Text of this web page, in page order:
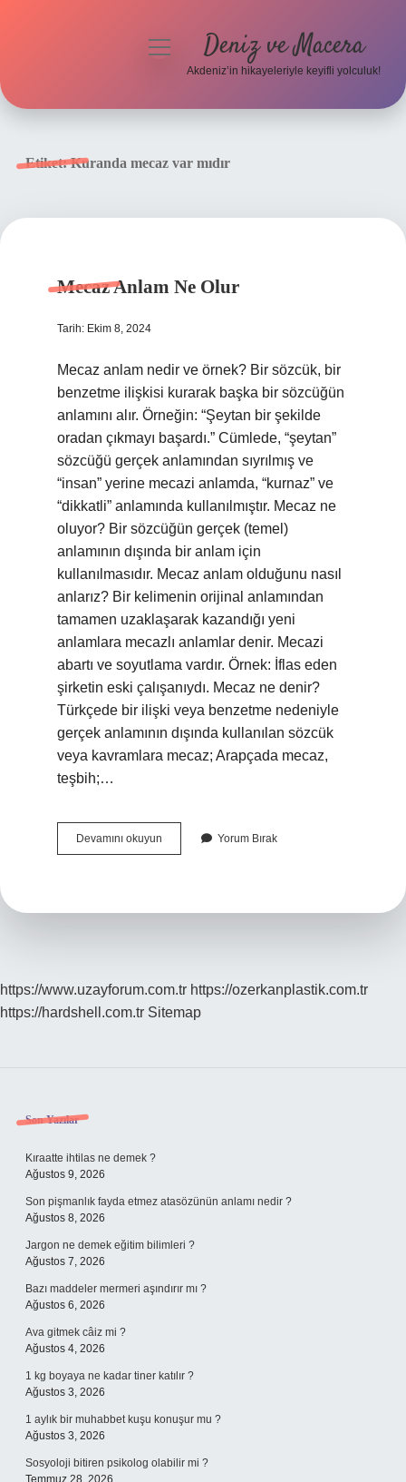
menüyü Deniz ve Macera
Akdeniz’in hikayeleriyle keyifli yolculuk!
Etiket:Kuranda mecaz var mıdır
Mecaz Anlam Ne Olur
Tarih: Ekim 8, 2024
Mecaz anlam nedir ve örnek? Bir sözcük, bir
benzetme ilişkisi kurarak başka bir sözcüğün
anlamını alır. Örneğin: “Şeytan bir şekilde
oradan çıkmayı başardı.” Cümlede, “şeytan”
sözcüğü gerçek anlamından sıyrılmış ve
“insan” yerine mecazi anlamda, “kurnaz” ve
“dikkatli” anlamında kullanılmıştır. Mecaz ne
oluyor? Bir sözcüğün gerçek (temel)
anlamının dışında bir anlam için
kullanılmasıdır. Mecaz anlam olduğunu nasıl
anlarız? Bir kelimenin orijinal anlamından
tamamen uzaklaşarak kazandığı yeni
anlamlara mecazlı anlamlar denir. Mecazi
abartı ve soyutlama vardır. Örnek: İflas eden
şirketin eski çalışanıydı. Mecaz ne denir?
Türkçede bir ilişki veya benzetme nedeniyle
gerçek anlamının dışında kullanılan sözcük
veya kavramlara mecaz; Arapçada mecaz,
teşbih;…
Devamını okuyun
Anlam
Yorum Bırak
https://www.uzayforum.com.tr https://ozerkanplastik.com.tr
https://hardshell.com.tr Sitemap
Sidebar
Son Yazılar
Kıraatte ihtilas ne demek ?
Ağustos 9, 2026
Son pişmanlık fayda etmez atasözünün anlamı nedir ?
Ağustos 8, 2026
Jargon ne demek eğitim bilimleri ?
Ağustos 7, 2026
Bazı maddeler mermeri aşındırır mı ?
Ağustos 6, 2026
Ava gitmek câiz mi ?
Ağustos 4, 2026
1 kg boyaya ne kadar tiner katılır ?
Ağustos 3, 2026
1 aylık bir muhabbet kuşu konuşur mu ?
Ağustos 3, 2026
Sosyoloji bitiren psikolog olabilir mi ?
Temmuz 28, 2026